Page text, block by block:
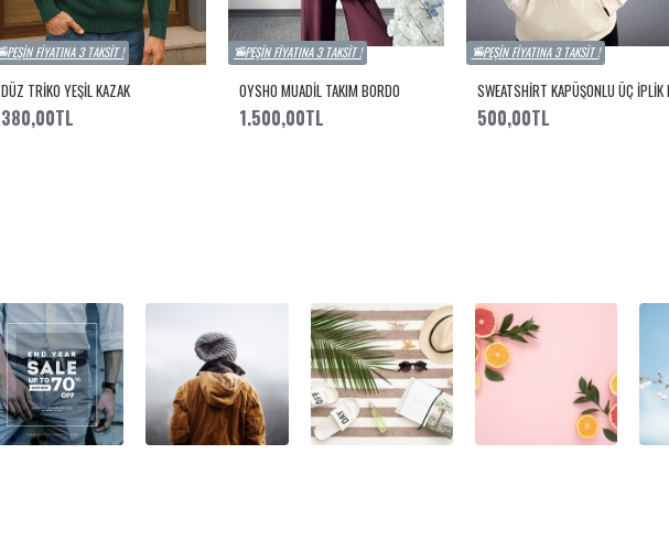
PEŞIN FIYATINA 3 TAKSIT !
DÜZ TRİKO YEŞİL KAZAK
380,00TL
PEŞIN FIYATINA 3 TAKSIT !
OYSHO MUADİL TAKIM BORDO
1.500,00TL
PEŞIN FIYATINA 3 TAKSIT !
500,00TL